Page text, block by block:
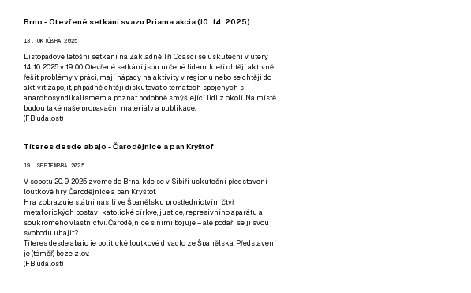
Brno - Otevřené setkání svazu Priama akcia (10. 14. 2025)
13. OKTÓBRA 2025
Listopadové letošní setkání na Základně Tři Ocásci se uskuteční v úterý
14. 10. 2025 v 19:00. Otevřené setkání jsou určené lidem, kteří chtějí aktivně
řešit problémy v práci, mají nápady na aktivity v regionu nebo se chtějí do
aktivit zapojit, případně chtějí diskutovat o tématech spojených s
anarchosyndikalismem a poznat podobně smýšlející lidi z okolí. Na místě
budou také naše propagační materiály a publikace.
(FB událost)
Títeres desde abajo - Čarodějnice a pan Kryštof
19. SEPTEMBRA 2025
V sobotu 20. 9. 2025 zveme do Brna, kde se v Sibiři uskuteční představení
loutkové hry Čarodějnice a pan Kryštof.
Hra zobrazuje státní násilí ve Španělsku prostřednictvím čtyř
metaforických postav: katolické církve, justice, represivního aparátu a
soukromého vlastnictví. Čarodějnice s nimi bojuje – ale podaří se jí svou
svobodu uhájit?
Títeres desde abajo je politické loutkové divadlo ze Španělska. Představení
je (téměř) beze zlov.
(FB událost)